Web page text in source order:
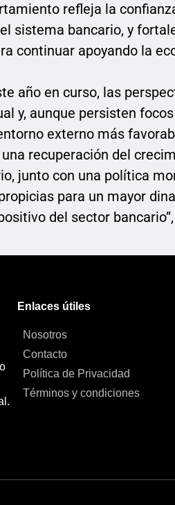
refleja la
sistema bancario, y
continuar apoyando la
año en curso, las
y, aunque persisten
externo más
recuperación del
junto con una política
para un mayor
del sector
Enlaces útiles
Nosotros
Contacto
Política de Privacidad
Términos y condiciones